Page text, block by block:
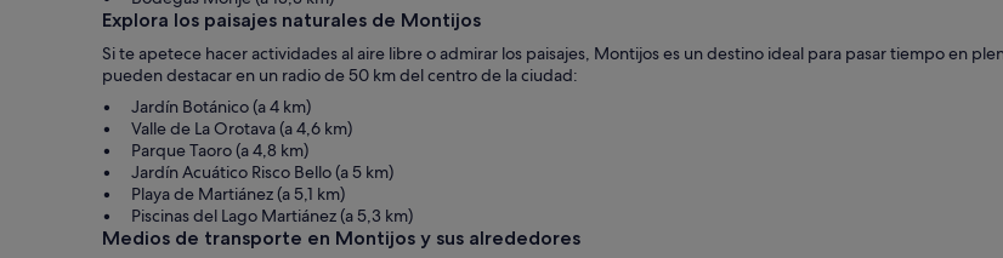
Explora los paisajes naturales de Montijos
Si te apetece hacer actividades al aire libre o admirar los paisajes, Montijos es un destino ideal para pasar tiempo en
pueden destacar en un radio de 50 km del centro de la ciudad:
Jardín Botánico (a 4 km)
Valle de La Orotava (a 4,6 km)
Parque Taoro (a 4,8 km)
Jardín Acuático Risco Bello (a 5 km)
Playa de Martiánez (a 5,1 km)
Piscinas del Lago Martiánez (a 5,3 km)
Medios de transporte en Montijos y sus alrededores